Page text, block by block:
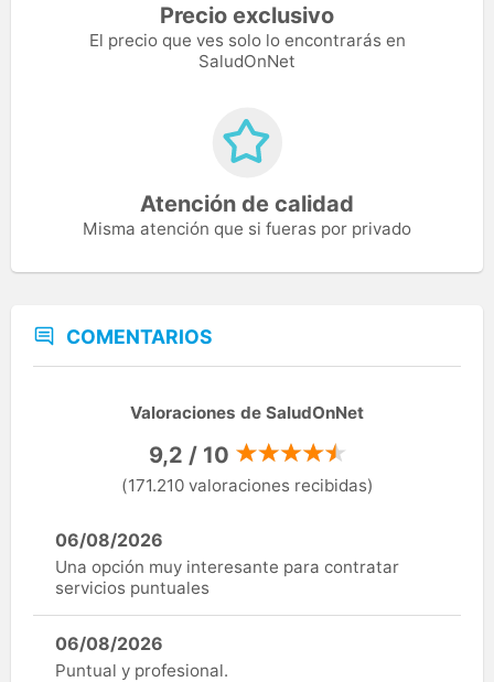
Precio exclusivo
El precio que ves solo lo encontrarás en
SaludOnNet
Atención de calidad
Misma atención que si fueras por privado
COMENTARIOS
Valoraciones de SaludOnNet
9,2 / 10
(171.210 valoraciones recibidas)
06/08/2026
Una opción muy interesante para contratar
servicios puntuales
06/08/2026
Puntual y profesional.